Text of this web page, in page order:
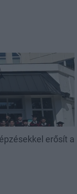
erősít a